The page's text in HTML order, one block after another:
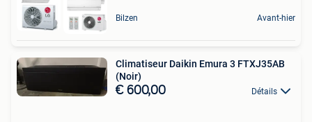
Bilzen Avant-hier
Climatiseur Daikin Emura 3 FTXJ35AB
(Noir)
€ 600,00 Détails